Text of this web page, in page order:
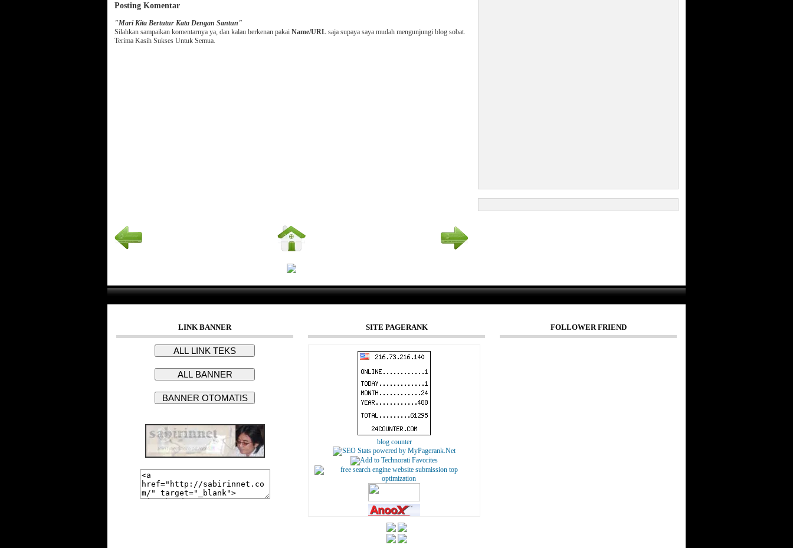
Posting Komentar
"Mari Kita Bertutur Kata Dengan Santun"
Silahkan sampaikan komentarnya ya, dan kalau berkenan pakai Name/URL saja supaya saya mudah mengunjungi blog sobat.
Terima Kasih Sukses Untuk Semua.
LINK BANNER SITE PAGERANK
blog counter
FOLLOWER FRIEND